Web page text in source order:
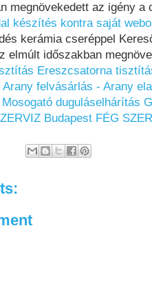
megnövekedett az igény a
készítés kontra saját
kerámia cseréppel
elmúlt időszakban
Ereszcsatorna
Arany felvásárlás - Arany
Mosogató duguláselhárítás
Budapest FÉG